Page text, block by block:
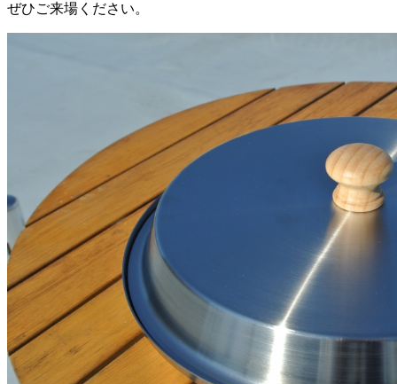
ぜひご来場ください。